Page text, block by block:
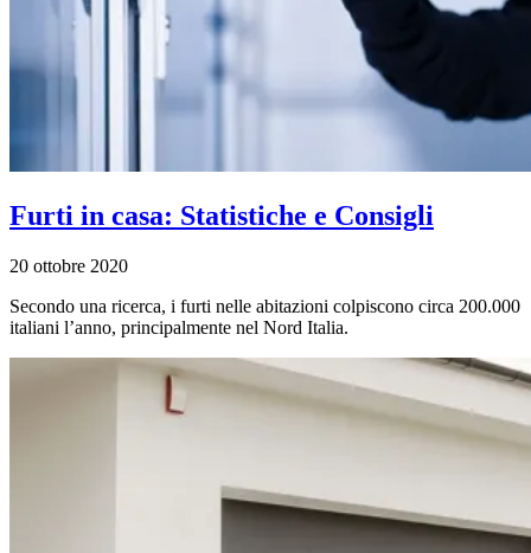
Furti in casa: Statistiche e Consigli
20 ottobre 2020
Secondo una ricerca, i furti nelle abitazioni colpiscono circa 200.000
italiani l’anno, principalmente nel Nord Italia.